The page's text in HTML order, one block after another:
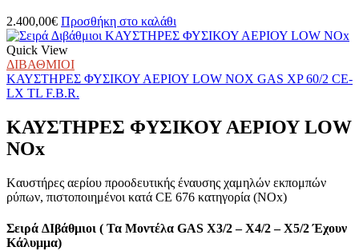
στη
σελίδα
2.400,00€ Προσθήκη στο καλάθι
Quick View
ΔΙΒΑΘΜΙΟΙ
ΚΑΥΣΤΗΡΕΣ ΦΥΣΙΚΟΥ ΑΕΡΙΟΥ LOW NOX GAS XP 60/2 CE-
LX TL F.B.R.
ΚΑΥΣΤΗΡΕΣ ΦΥΣΙΚΟΥ ΑΕΡΙΟΥ LOW
NOx
Kαυστήρες αερίου προοδευτικής έναυσης χαμηλών εκπομπών
ρύπων, πιστοποιημένοι κατά CE 676 κατηγορία (NOx)
Σειρά ∆ιβάθμιοι ( Τα Μοντέλα GAS X3/2 – X4/2 – X5/2 Έχουν
Κάλυμμα)